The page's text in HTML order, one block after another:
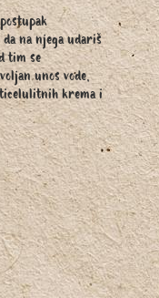
na njega udariš
tim se
unos vode,
krema i